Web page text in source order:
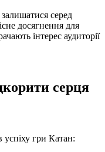
серед
досягнення для
інтерес аудиторії
серця
успіху гри Катан: